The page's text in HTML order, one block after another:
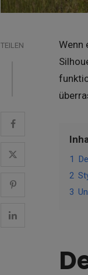
TEILEN
Wenn
1
2
3